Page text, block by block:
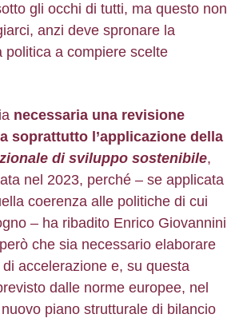
gli occhi di tutti, ma questo non
anzi deve spronare la
politica a compiere scelte
necessaria una revisione
soprattutto l’applicazione della
di sviluppo sostenibile,
nel 2023, perché – se applicata
coerenza alle politiche di cui
– ha ribadito Enrico Giovannini
che sia necessario elaborare
accelerazione e, su questa
dalle norme europee, nel
piano strutturale di bilancio